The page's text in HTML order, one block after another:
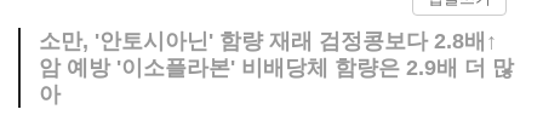
소만, '안토시아닌' 함량 재래 검정콩보다 2.8배↑
암 예방 '이소플라본' 비배당체 함량은 2.9배 더 많
아